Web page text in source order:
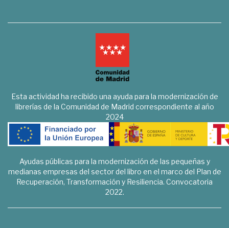
Esta actividad ha recibido una ayuda para la modernización de
librerías de la Comunidad de Madrid correspondiente al año
2024
Ayudas públicas para la modernización de las pequeñas y
medianas empresas del sector del libro en el marco del Plan de
Recuperación, Transformación y Resiliencia. Convocatoria
2022.